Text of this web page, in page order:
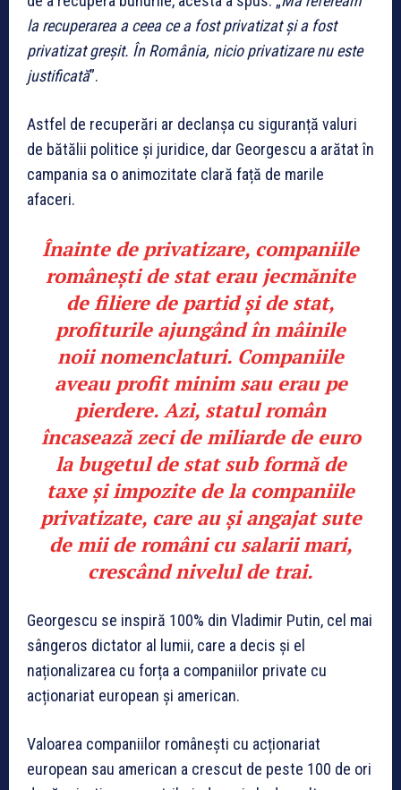
la recuperarea a ceea ce a fost privatizat și a fost
privatizat greșit. În România, nicio privatizare nu este
justificată”.
Astfel de recuperări ar declanșa cu siguranță valuri
de bătălii politice și juridice, dar Georgescu a arătat în
campania sa o animozitate clară față de marile
afaceri.
Înainte de privatizare, companiile
românești de stat erau jecmănite
de filiere de partid și de stat,
profiturile ajungând în mâinile
noii nomenclaturi. Companiile
aveau profit minim sau erau pe
pierdere. Azi, statul român
încasează zeci de miliarde de euro
la bugetul de stat sub formă de
taxe și impozite de la companiile
privatizate, care au și angajat sute
de mii de români cu salarii mari,
crescând nivelul de trai.
Georgescu se inspiră 100% din Vladimir Putin, cel mai
sângeros dictator al lumii, care a decis și el
naționalizarea cu forța a companiilor private cu
acționariat european și american.
Valoarea companiilor românești cu acționariat
european sau american a crescut de peste 100 de ori